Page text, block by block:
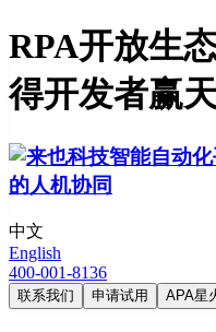
RPA开放生
得开发者赢
中文
English
400-001-8136
联系我们 申请试用 APA星